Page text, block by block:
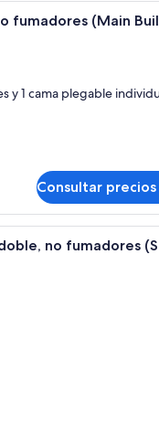
Habitación de
fumadores (Main
y 1 cama plegable
Consultar
Habitación de
no fumadores